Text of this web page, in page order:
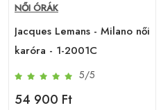
NŐI ÓRÁK
Jacques Lemans - Milano női
karóra - 1-2001C
5/5
54 900 Ft